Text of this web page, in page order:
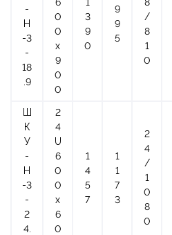
-
Н
-3
-
18
.9
0
0
x
9
0
0
3
9
0
9
9
5
/
8
1
0
Ш
К
У
-
Н
-3
-
2
4.
2
4
U
6
0
0
x
6
0
1
4
5
7
1
1
7
3
2
4
/
1
0
8
0